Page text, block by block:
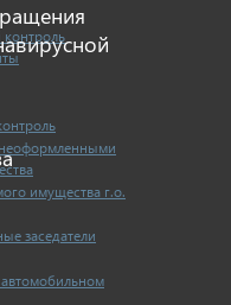
неоформленными
имущества г.о.
заседатели